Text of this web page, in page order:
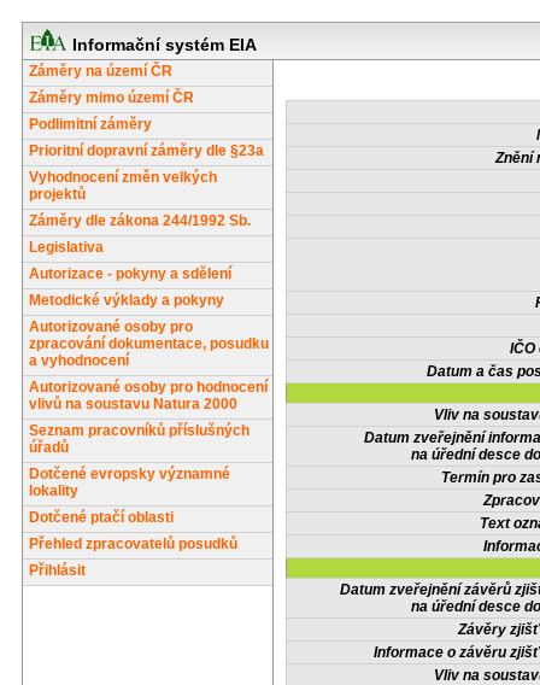
Informační systém EIA
Záměry na území ČR
Záměry mimo území ČR
Podlimitní záměry
Prioritní dopravní záměry dle §23a
Vyhodnocení změn velkých
projektů
Záměry dle zákona 244/1992 Sb.
Legislativa
Autorizace - pokyny a sdělení
Metodické výklady a pokyny
Autorizované osoby pro
zpracování dokumentace, posudku
a vyhodnocení
Autorizované osoby pro hodnocení
vlivů na soustavu Natura 2000
Seznam pracovníků příslušných
úřadů
Dotčené evropsky významné
lokality
Dotčené ptačí oblasti
Přehled zpracovatelů posudků
Přihlásit
Znění
IČO
Datum a čas
Vliv na
Datum zveřejnění
na úřední desce
Termín pro
Text
Datum zveřejnění závěrů
na úřední desce
Závěry
Informace o závěru
Vliv na